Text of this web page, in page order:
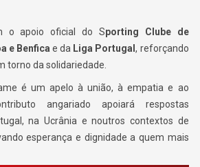
o apoio oficial do Sporting Clube de
e Benfica e da Liga Portugal, reforçando
torno da solidariedade.
é um apelo à união, à empatia e ao
angariado apoiará respostas
na Ucrânia e noutros contextos de
esperança e dignidade a quem mais